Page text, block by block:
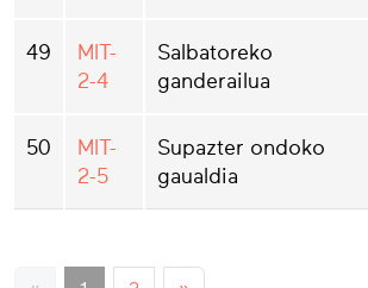
49
MIT-
2-4
Salbatoreko
ganderailua
50
MIT-
2-5
Supazter ondoko
gaualdia